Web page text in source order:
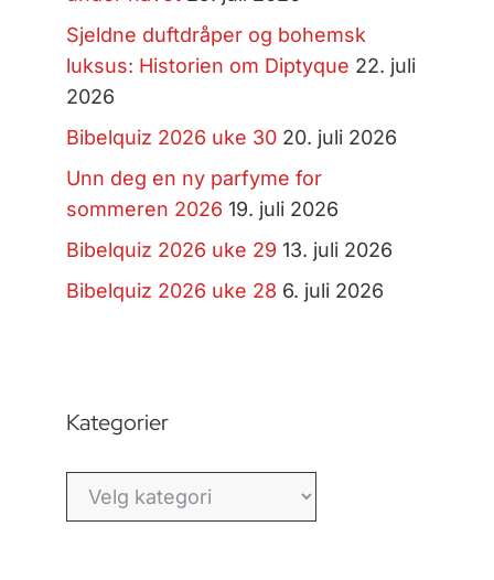
Sjeldne duftdråper og bohemsk
luksus: Historien om Diptyque 22. juli
2026
Bibelquiz 2026 uke 30 20. juli 2026
Unn deg en ny parfyme for
sommeren 2026 19. juli 2026
Bibelquiz 2026 uke 29 13. juli 2026
Bibelquiz 2026 uke 28 6. juli 2026
Kategorier
Kategorier